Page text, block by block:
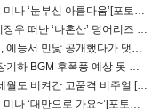
트와이스 미나 ‘눈부신 아름다움’[포토엔HD]
박나래 이장우 떠난 ‘나혼산’ 덩어리즈 왔다, 1인 1케이크에 팜유 전현무 충격[어제TV]
여에스더, 예능서 민낯 공개했다가 댓글에 충격 “눈 왜 저렇게 처졌냐고”(에스더TV)
아이유, 장기하 BGM 후폭풍 예상 못 했나‥삭제 오보→윤가이까지 엮여 시끌
김희애, 세월도 비켜간 고품격 비주얼 [포토엔HD]
트와이스 미나 ‘대만으로 가요~’[포토엔HD]